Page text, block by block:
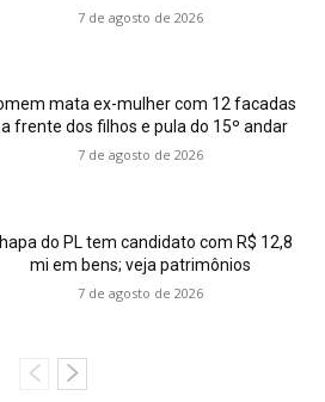
7 de agosto de 2026
mata ex-mulher com 12 facadas
frente dos filhos e pula do 15º andar
7 de agosto de 2026
do PL tem candidato com R$ 12,8
mi em bens; veja patrimônios
7 de agosto de 2026